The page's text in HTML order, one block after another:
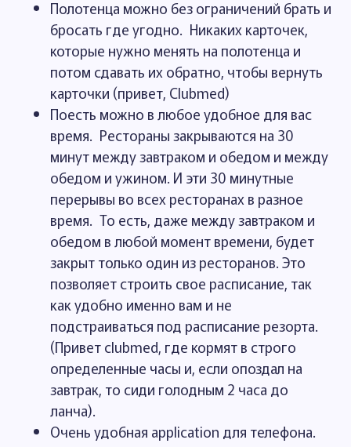
Полотенца можно без ограничений брать и
бросать где угодно. Никаких карточек,
которые нужно менять на полотенца и
потом сдавать их обратно, чтобы вернуть
карточки (привет, Clubmed)
Поесть можно в любое удобное для вас
время. Рестораны закрываются на 30
минут между завтраком и обедом и между
обедом и ужином. И эти 30 минутные
перерывы во всех ресторанах в разное
время. То есть, даже между завтраком и
обедом в любой момент времени, будет
закрыт только один из ресторанов. Это
позволяет строить свое расписание, так
как удобно именно вам и не
подстраиваться под расписание резорта.
(Привет clubmed, где кормят в строго
определенные часы и, если опоздал на
завтрак, то сиди голодным 2 часа до
ланча).
Очень удобная application для телефона.